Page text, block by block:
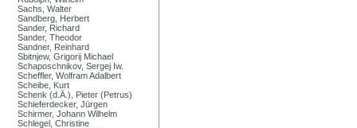
Sachs, Walter
Sandberg, Herbert
Sander, Richard
Sander, Theodor
Sandner, Reinhard
Sbitnjew, Grigorij Michael
Schaposchnikov, Sergej Iw.
Scheffler, Wolfram Adalbert
Scheibe, Kurt
Schenk (d.Ä.), Pieter (Petrus)
Schieferdecker, Jürgen
Schirmer, Johann Wilhelm
Schlegel, Christine